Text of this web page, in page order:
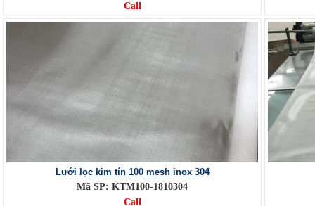
Call
Lưới lọc kim tín 100 mesh inox 304
Mã SP: KTM100-1810304
Call